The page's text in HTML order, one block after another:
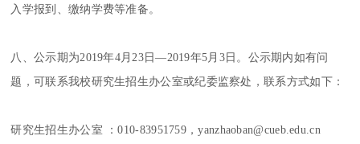
入学报到、缴纳学费等准备。
八、公示期为2019年4月23日—2019年5月3日。公示期内如有问
题，可联系我校研究生招生办公室或纪委监察处，联系方式如下：
研究生招生办公室 ：010-83951759，yanzhaoban@cueb.edu.cn